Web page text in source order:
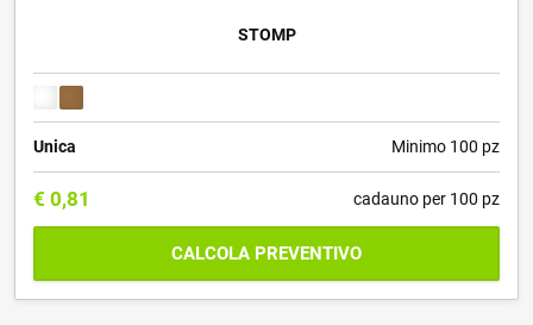
STOMP
Unica Minimo 100 pz
€ 0,81 cadauno per 100 pz
CALCOLA PREVENTIVO